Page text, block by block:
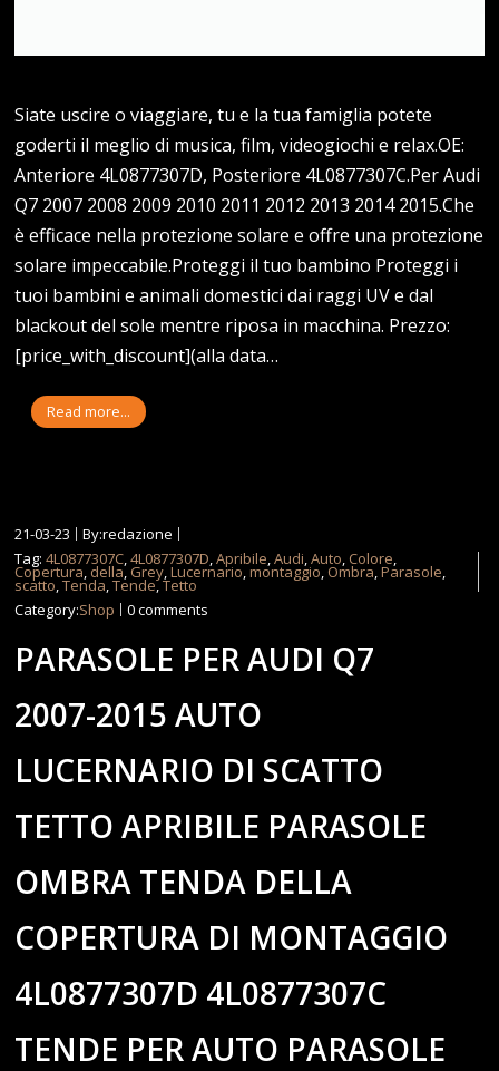
Siate uscire o viaggiare, tu e la tua famiglia potete
goderti il meglio di musica, film, videogiochi e relax.OE:
Anteriore 4L0877307D, Posteriore 4L0877307C.Per Audi
Q7 2007 2008 2009 2010 2011 2012 2013 2014 2015.Che
è efficace nella protezione solare e offre una protezione
solare impeccabile.Proteggi il tuo bambino Proteggi i
tuoi bambini e animali domestici dai raggi UV e dal
blackout del sole mentre riposa in macchina. Prezzo:
[price_with_discount](alla data…
Read more...
21-03-23
By:redazione
Tag:4L0877307C,4L0877307D,Apribile,Audi,Auto, Colore,
Copertura, della, Grey,Lucernario,montaggio, Ombra,Parasole,
scatto,Tenda,Tende,Tetto
Category:Shop 0 comments
PARASOLE PER AUDI Q7
2007-2015 AUTO
LUCERNARIO DI SCATTO
TETTO APRIBILE PARASOLE
OMBRA TENDA DELLA
COPERTURA DI MONTAGGIO
4L0877307D 4L0877307C
TENDE PER AUTO PARASOLE